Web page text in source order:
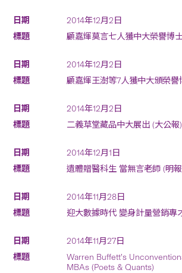
2014年12月2日
顧嘉煇莫言七人獲中大榮譽博
2014年12月2日
顧嘉煇王澍等7人獲中大頒榮譽
2014年12月2日
二義草堂藏品中大展出 (大公報)
2014年12月1日
遺體贈醫科生 當無言老師 (明
2014年11月28日
迎大數據時代 變身計量營銷專
2014年11月27日
Warren Buffett’s
MBAs (Poets & Quants)